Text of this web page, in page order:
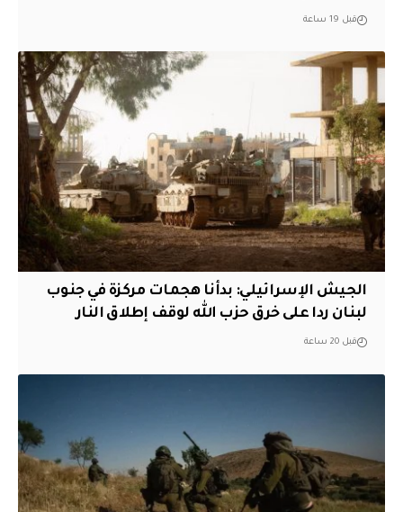
قبل 19 ساعة
الجيش الإسرائيلي: بدأنا هجمات مركزة في جنوب
لبنان ردا على خرق حزب الله لوقف إطلاق النار
قبل 20 ساعة